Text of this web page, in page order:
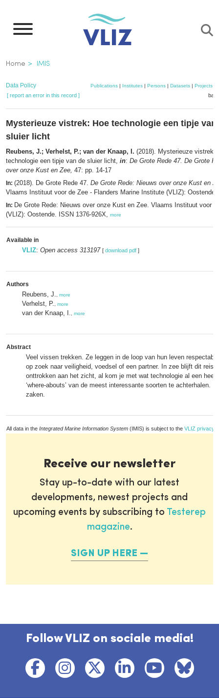
main
Breadcrumb
Home IMIS
Data Policy Publications| Institutes| Persons| Datasets| Projects|
[ report an error in this record ]
Mysterieuze vistrek: Hoe technologie een tipje van
sluier licht
Reubens, J.; Verhelst, P.; van der Knaap, I. (2018). Mysterieuze vistrek:
technologie een tipje van de sluier licht, in: De Grote Rede 47. De Grote
over onze Kust en Zee, 47: pp. 14-17
In: (2018). De Grote Rede 47. De Grote Rede: Nieuws over onze Kust en
Vlaams Instituut voor de Zee - Flanders Marine Institute (VLIZ):
In: De Grote Rede: Nieuws over onze Kust en Zee. Vlaams Instituut voor
(VLIZ): Oostende. ISSN 1376-926X, more
Available in
VLIZ: Open access 313197 [ download pdf ]
Authors
Reubens, J. more
Verhelst, P. more
van der Knaap, I. more
Abstract
Veel vissen trekken. Ze leggen in de loop van hun leven
op zoek naar veiligheid, voedsel of een partner. In zee blijft dit
onttrokken aan het zicht, al kom je met wat technologie al een heel
‘where-abouts’ van de meest interessante soorten te achterhalen.
zaken.
All data in the Integrated Marine Information System (IMIS) is subject to the VLIZ privacy
Receive our newsletter
Stay up-to-date with our latest
developments, newest projects and
upcoming events by subscribing to Testerep
magazine.
SIGN UP HERE
Follow VLIZ on sociale media!